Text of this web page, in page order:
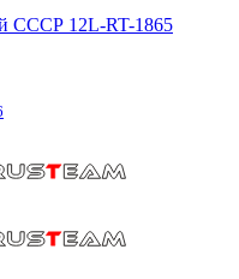
СССР 12L-RT-1865